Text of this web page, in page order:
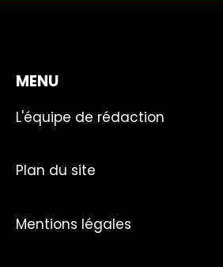
MENU
L'équipe de rédaction
Plan du site
Mentions légales